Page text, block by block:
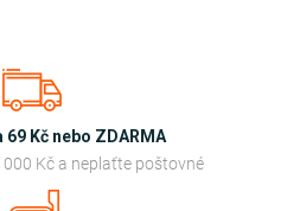
69 Kč nebo ZDARMA
000 Kč a neplaťte poštovné